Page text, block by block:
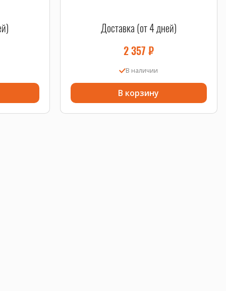
Доставка (от 4 дней)
2 357 ₽
В наличии
В корзину